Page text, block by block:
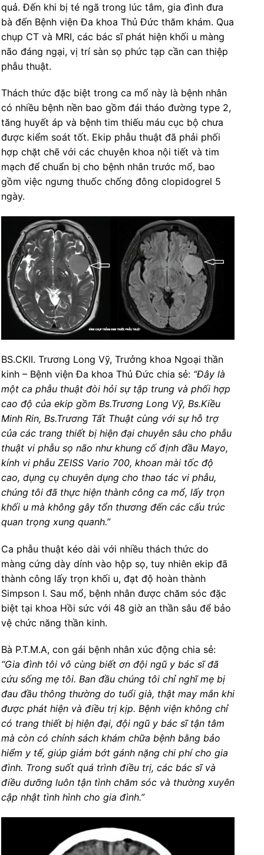
quả. Đến khi bị té ngã trong lúc tắm, gia đình đưa
bà đến Bệnh viện Đa khoa Thủ Đức thăm khám. Qua
chụp CT và MRI, các bác sĩ phát hiện khối u màng
não đáng ngại, vị trí sàn sọ phức tạp cần can thiệp
phẫu thuật.
Thách thức đặc biệt trong ca mổ này là bệnh nhân
có nhiều bệnh nền bao gồm đái tháo đường type 2,
tăng huyết áp và bệnh tim thiếu máu cục bộ chưa
được kiểm soát tốt. Ekip phẫu thuật đã phải phối
hợp chặt chẽ với các chuyên khoa nội tiết và tim
mạch để chuẩn bị cho bệnh nhân trước mổ, bao
gồm việc ngưng thuốc chống đông clopidogrel 5
ngày.
BS.CKII. Trương Long Vỹ, Trưởng khoa Ngoại thần
kinh – Bệnh viện Đa khoa Thủ Đức chia sẻ: “Đây là
một ca phẫu thuật đòi hỏi sự tập trung và phối hợp
cao độ của ekip gồm Bs.Trương Long Vỹ, Bs.Kiều
Minh Rin, Bs.Trương Tất Thuật cùng với sự hỗ trợ
của các trang thiết bị hiện đại chuyên sâu cho phẫu
thuật vi phẫu sọ não như khung cố định đầu Mayo,
kính vi phẫu ZEISS Vario 700, khoan mài tốc độ
cao, dụng cụ chuyên dụng cho thao tác vi phẫu,
chúng tôi đã thực hiện thành công ca mổ, lấy trọn
khối u mà không gây tổn thương đến các cấu trúc
quan trọng xung quanh.”
Ca phẫu thuật kéo dài với nhiều thách thức do
màng cứng dày dính vào hộp sọ, tuy nhiên ekip đã
thành công lấy trọn khối u, đạt độ hoàn thành
Simpson I. Sau mổ, bệnh nhân được chăm sóc đặc
biệt tại khoa Hồi sức với 48 giờ an thần sâu để bảo
vệ chức năng thần kinh.
Bà P.T.M.A, con gái bệnh nhân xúc động chia sẻ:
“Gia đình tôi vô cùng biết ơn đội ngũ y bác sĩ đã
cứu sống mẹ tôi. Ban đầu chúng tôi chỉ nghĩ mẹ bị
đau đầu thông thường do tuổi già, thật may mắn khi
được phát hiện và điều trị kịp. Bệnh viện không chỉ
có trang thiết bị hiện đại, đội ngũ y bác sĩ tận tâm
mà còn có chính sách khám chữa bệnh bằng bảo
hiểm y tế, giúp giảm bớt gánh nặng chi phí cho gia
đình. Trong suốt quá trình điều trị, các bác sĩ và
điều dưỡng luôn tận tình chăm sóc và thường xuyên
cập nhật tình hình cho gia đình.”